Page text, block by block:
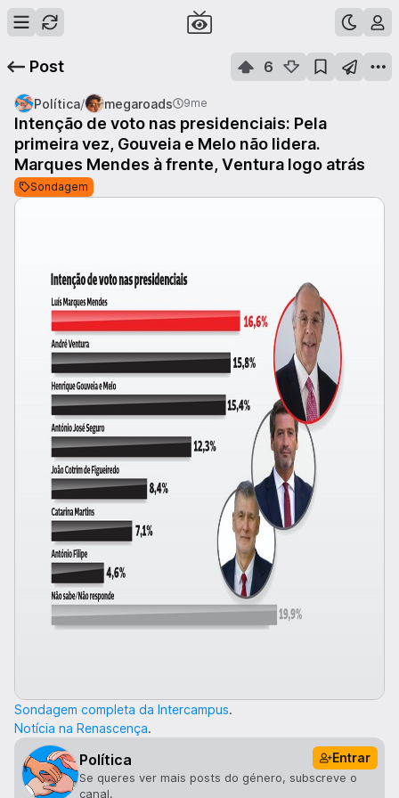
Post 6
Política/ megaroads 9me
Intenção de voto nas presidenciais: Pela
primeira vez, Gouveia e Melo não lidera.
Marques Mendes à frente, Ventura logo atrás
Sondagem
Sondagem completa da Intercampus.
Notícia na Renascença.
Política Entrar
Se queres ver mais posts do género, subscreve o
canal.